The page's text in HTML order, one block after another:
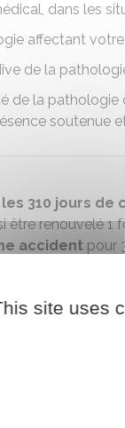
dans les
affectant
de la
de la
soutenue
310 jours
être renouvelé 1
accident pour
présence
activité
vous pouvez
périodes
site uses